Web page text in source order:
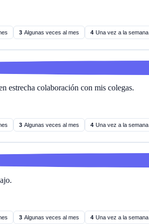
3 Algunas veces al mes 4 Una vez a la semana
estrecha colaboración con mis colegas.
3 Algunas veces al mes 4 Una vez a la semana
3 Algunas veces al mes 4 Una vez a la semana